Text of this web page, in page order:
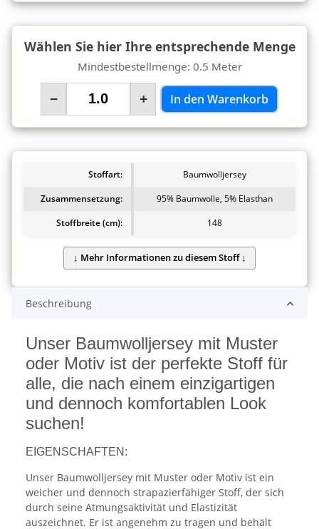
Wählen Sie hier Ihre entsprechende Menge
Mindestbestellmenge: 0.5 Meter
− + In den Warenkorb
Stoffart:
Baumwolljersey
Zusammensetzung:
95% Baumwolle, 5% Elasthan
Stoffbreite (cm):
148
Beschreibung
Unser Baumwolljersey mit Muster
oder Motiv ist der perfekte Stoff für
alle, die nach einem einzigartigen
und dennoch komfortablen Look
suchen!
EIGENSCHAFTEN:
Unser Baumwolljersey mit Muster oder Motiv ist ein
weicher und dennoch strapazierfähiger Stoff, der sich
durch seine Atmungsaktivität und Elastizität
auszeichnet. Er ist angenehm zu tragen und behält